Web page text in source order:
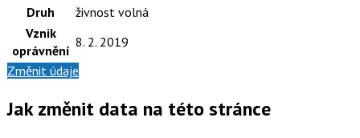
Druh
živnost volná
Vznik
oprávnění
8. 2. 2019
Změnit údaje
Jak změnit data na této stránce